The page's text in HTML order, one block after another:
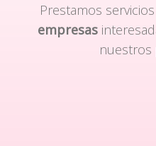
Prestamos
empresas
nuestros